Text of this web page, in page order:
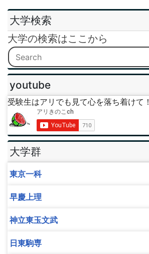
大学検索
大学の検索はここから
youtube
受験生はアリでも見て心を落ち着けて！
大学群
東京一科
早慶上理
神立東玉文武
日東駒専